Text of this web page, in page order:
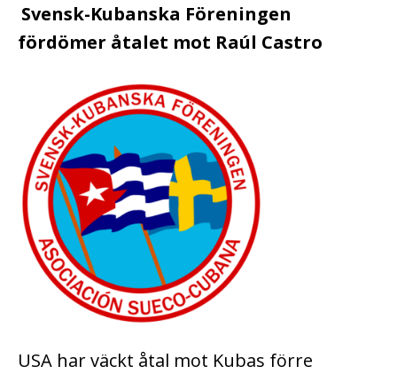
Svensk-Kubanska Föreningen
fördömer åtalet mot Raúl Castro
USA har väckt åtal mot Kubas förre